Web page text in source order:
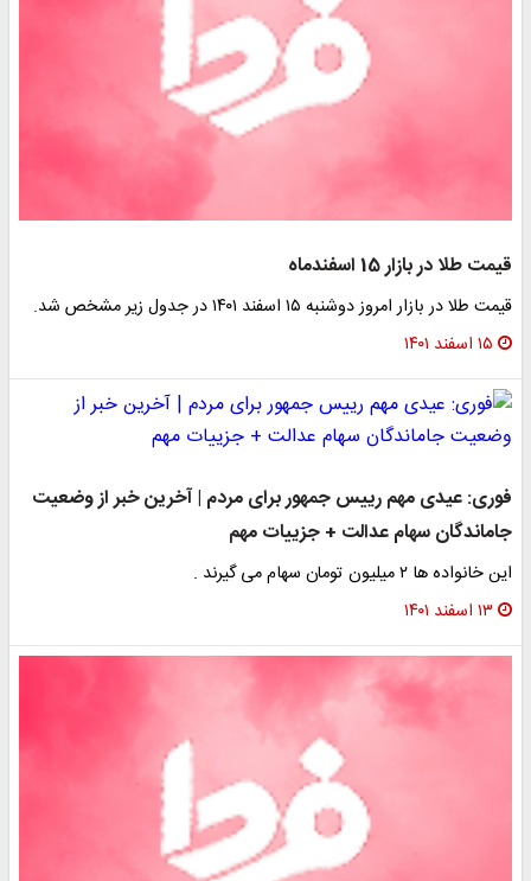
طلا در بازار 15 اسفندماه
طلا در بازار امروز دوشنبه ۱۵ اسفند ۱۴۰۱ در جدول زیر مشخص شد.
۱۵ اسفند ۱۴۰۱
عیدی مهم رییس جمهور برای مردم | آخرین خبر از وضعیت
سهام عدالت + جزییات مهم
ها ۲ میلیون تومان سهام می گیرند .
۱۳ اسفند ۱۴۰۱